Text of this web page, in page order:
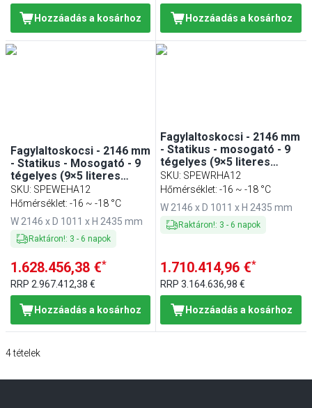
Hozzáadás a kosárhoz Hozzáadás a kosárhoz
Fagylaltoskocsi - 2146 mm
- Statikus - Mosogató - 9
tégelyes (9×5 literes
Napoli tégelyhez) - 2
tolóajtóval
SKU: SPEWEHA12
Hőmérséklet: -16 ~ -18 °C
W 2146 x D 1011 x H 2435 mm
Raktáron!: 3 - 6 napok
1.628.456,38 €*
RRP 2.967.412,38 €
Hozzáadás a kosárhoz
Fagylaltoskocsi - 2146 mm
- Statikus - mosogató - 9
tégelyes (9×5 literes
Napoli tégelyhez)
SKU: SPEWRHA12
Hőmérséklet: -16 ~ -18 °C
W 2146 x D 1011 x H 2435 mm
Raktáron!: 3 - 6 napok
1.710.414,96 €*
RRP3.164.636,98 €
Hozzáadás a kosárhoz
4tételek